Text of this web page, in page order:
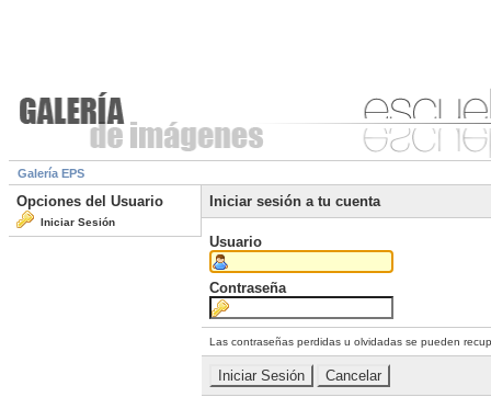
Galería EPS
Opciones del Usuario
Iniciar Sesión
Iniciar sesión a tu cuenta
Usuario
Contraseña
Las contraseñas perdidas u olvidadas se pueden